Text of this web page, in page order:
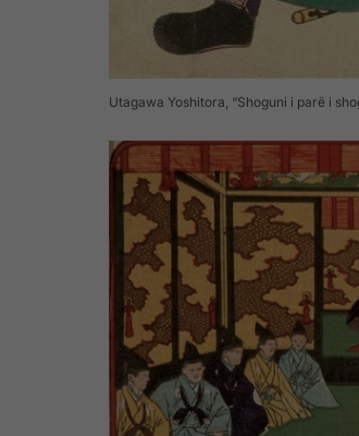
Utagawa Yoshitora, “Shoguni i parë i